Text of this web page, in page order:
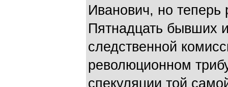
Иванович, но теперь
Пятнадцать бывших
следственной
революционном
спекуляции той